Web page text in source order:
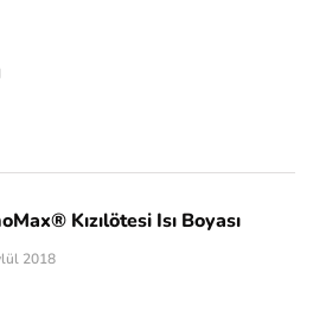
Kızılötesi Isı Boyası
2018